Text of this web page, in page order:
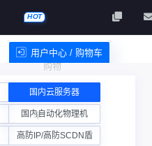
HOT
购物
车
用户中心 / 购物车
服务条款
国内云服务器
国内自动化物理机
高防IP/高防SCDN盾